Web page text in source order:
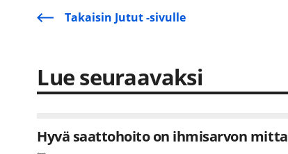
Takaisin Jutut -sivulle
Lue seuraavaksi
Hyvä saattohoito on ihmisarvon mitta